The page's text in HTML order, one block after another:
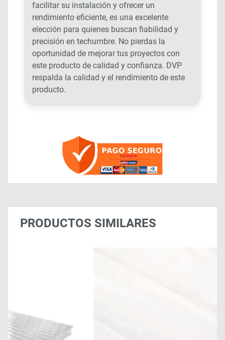
facilitar su instalación y ofrecer un
rendimiento eficiente, es una excelente
elección para quienes buscan fiabilidad y
precisión en techumbre. No pierdas la
oportunidad de mejorar tus proyectos con
este producto de calidad y confianza. DVP
respalda la calidad y el rendimiento de este
producto.
PRODUCTOS SIMILARES